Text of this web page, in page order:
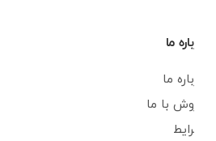
درباره ما
درباره ما
فروش با ما
شرایط